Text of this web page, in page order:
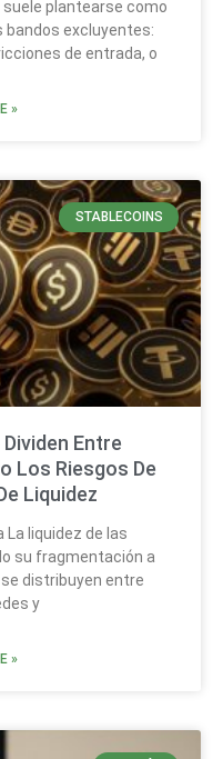
plantearse como
excluyentes:
de entrada, o
»
STABLECOINS
Entre
Los Riesgos De
Liquidez
La liquidez de las
su fragmentación a
distribuyen entre
y
»